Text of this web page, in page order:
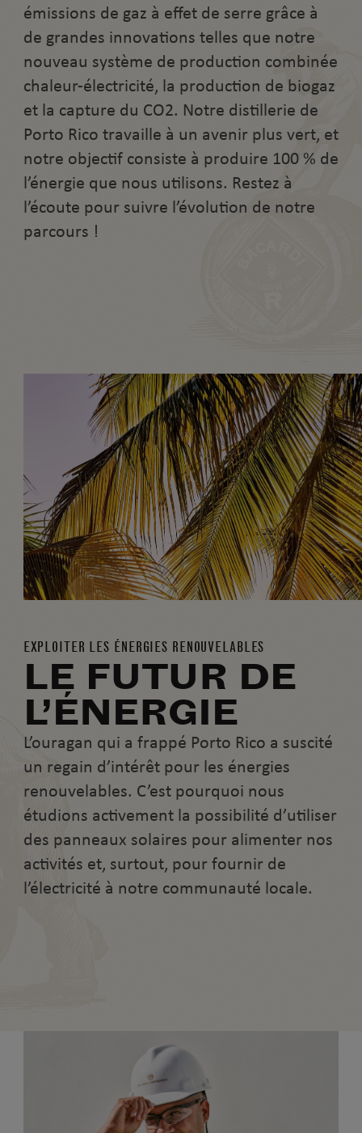
émissions de gaz à effet de serre grâce à
de grandes innovations telles que notre
nouveau système de production combinée
chaleur-électricité, la production de biogaz
et la capture du CO2. Notre distillerie de
Porto Rico travaille à un avenir plus vert, et
notre objectif consiste à produire 100 % de
l’énergie que nous utilisons. Restez à
l’écoute pour suivre l’évolution de notre
parcours !
EXPLOITER LES ÉNERGIES RENOUVELABLES
LE FUTUR DE
L’ÉNERGIE
L’ouragan qui a frappé Porto Rico a suscité
un regain d’intérêt pour les énergies
renouvelables. C’est pourquoi nous
étudions activement la possibilité d’utiliser
des panneaux solaires pour alimenter nos
activités et, surtout, pour fournir de
l’électricité à notre communauté locale.